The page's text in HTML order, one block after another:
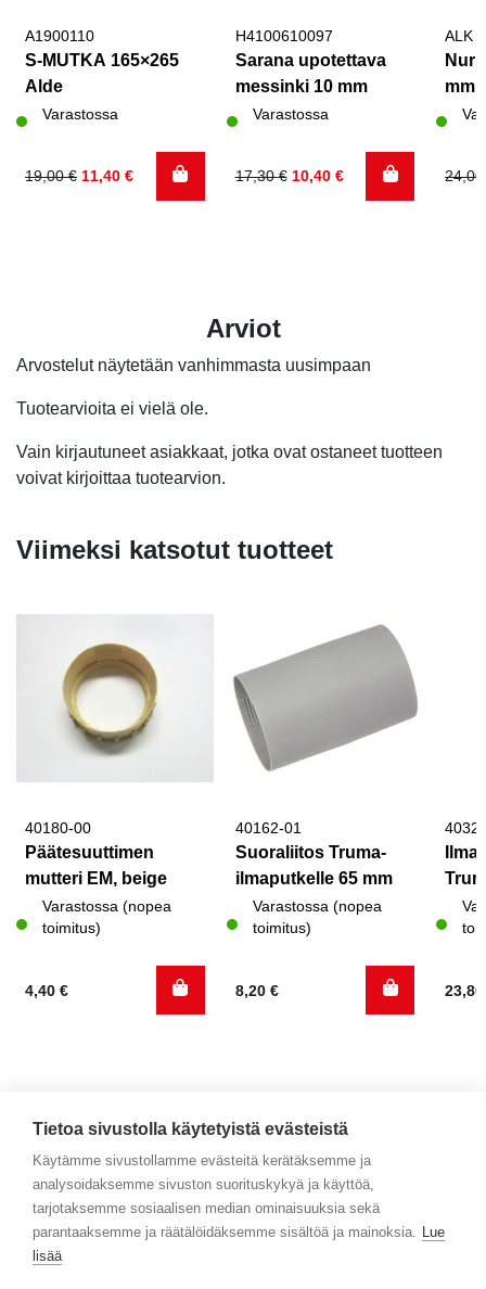
A1900110
S-MUTKA 165×265
Alde
Varastossa
19,00€
Alkuperäinen
11,40 €
Nykyinen
H4100610097
Sarana upotettava
messinki 10 mm
Varastossa
17,30€
Alkuperäinen
10,40 €
Nykyinen
ALK
mm,
Arviot
Arvostelut näytetään vanhimmasta uusimpaan
Tuotearvioita ei vielä ole.
Vain kirjautuneet asiakkaat, jotka ovat ostaneet tuotteen
voivat kirjoittaa tuotearvion.
Viimeksi katsotut tuotteet
40180-00
Päätesuuttimen
mutteri EM, beige
Varastossa (nopea
toimitus)
4,40 €
40162-01
Suoraliitos Truma-
ilmaputkelle 65 mm
Varastossa (nopea
toimitus)
8,20 €
Yhteystiedot
Selaa tuotteita
Tietoa sivustolla käytetyistä evästeistä
Käytämme sivustollamme evästeitä kerätäksemme ja
analysoidaksemme sivuston suorituskykyä ja käyttöä,
tarjotaksemme sosiaalisen median ominaisuuksia sekä
parantaaksemme ja räätälöidäksemme sisältöä ja mainoksia. Lue
lisää